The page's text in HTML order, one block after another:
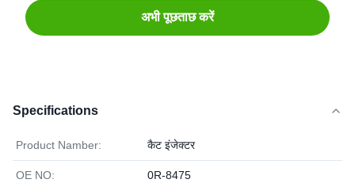
अभी पूछताछ करें
Specifications
Product Namber: कैट इंजेक्टर
OE NO: 0R-8475